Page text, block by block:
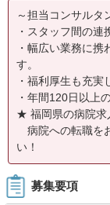
～担当コンサルタ
・スタッフ間の連
・幅広い業務に
す。
・福利厚生も充実
・年間120日以上
★ 福岡県の病院求
病院への転職を
い！
募集要項